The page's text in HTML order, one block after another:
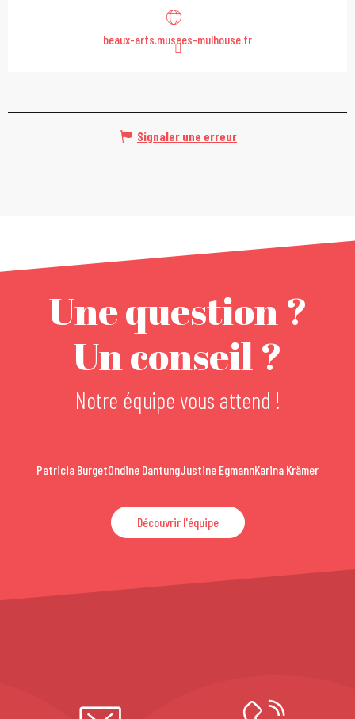
beaux-arts.musees-mulhouse.fr
Signaler une erreur
Une question ?
Un conseil ?
Notre équipe vous attend !
Patricia BurgetOndine DantungJustine EgmannKarina Krämer
Découvrir l'équipe